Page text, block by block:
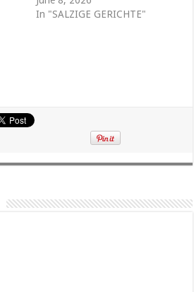
In "SALZIGE GERICHTE"